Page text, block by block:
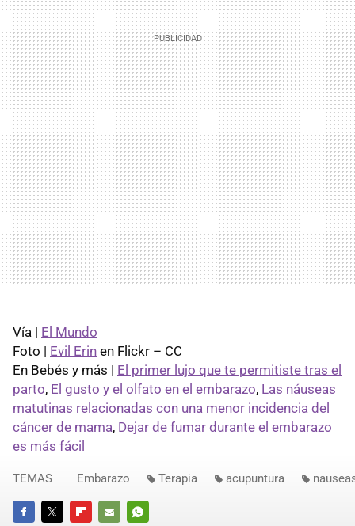
Vía | El Mundo
Foto | Evil Erin en Flickr – CC
En Bebés y más | El primer lujo que te permitiste tras el
parto, El gusto y el olfato en el embarazo, Las náuseas
matutinas relacionadas con una menor incidencia del
cáncer de mama, Dejar de fumar durante el embarazo
es más fácil
TEMAS Embarazo Terapia acupuntura